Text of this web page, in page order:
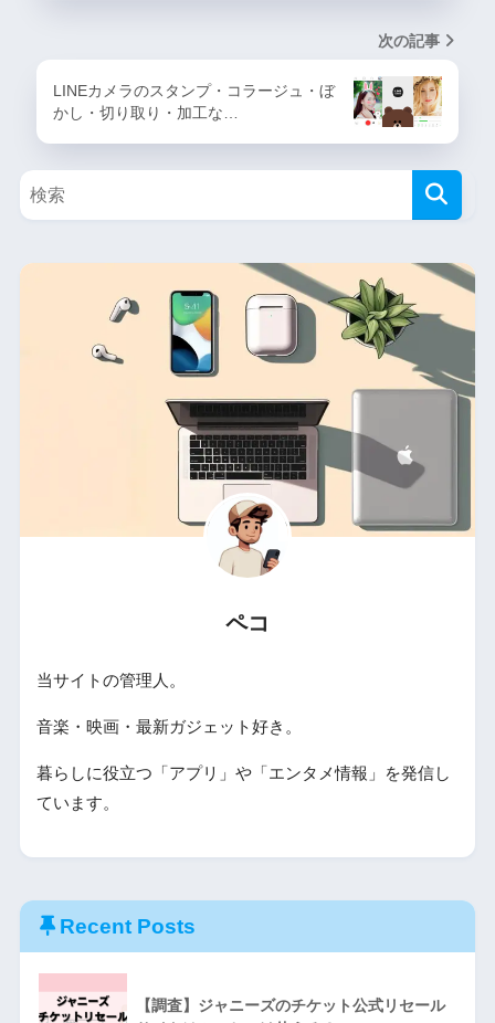
次の記事
LINEカメラのスタンプ・コラージュ・ぼ
かし・切り取り・加工な…
ペコ
当サイトの管理人。
音楽・映画・最新ガジェット好き。
暮らしに役立つ「アプリ」や「エンタメ情報」を発信し
ています。
Recent Posts
【調査】ジャニーズのチケット公式リセール